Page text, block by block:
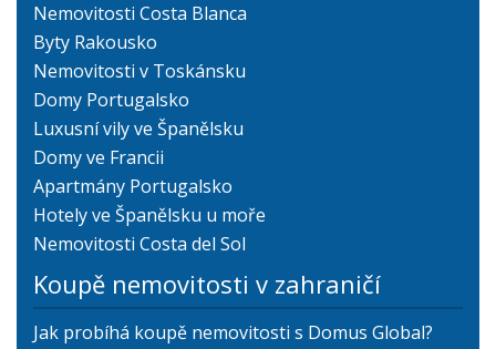
Nemovitosti Costa Blanca
Byty Rakousko
Nemovitosti v Toskánsku
Domy Portugalsko
Luxusní vily ve Španělsku
Domy ve Francii
Apartmány Portugalsko
Hotely ve Španělsku u moře
Nemovitosti Costa del Sol
Koupě nemovitosti v zahraničí
Jak probíhá koupě nemovitosti s Domus Global?